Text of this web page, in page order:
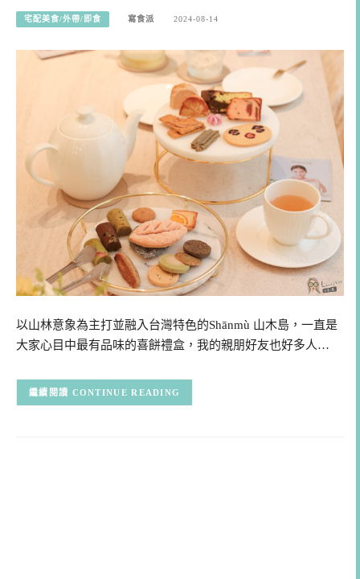
宅配美食/外帶/即食 寫食派 2024-08-14
以山林意象為主打並融入台灣特色的Shānmù 山木島，一直是
大家心目中最有品味的喜餅禮盒，我的親朋好友也好多人…
CONTINUE READING